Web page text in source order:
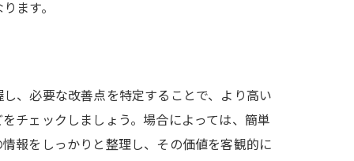
ます。
、必要な改善点を特定することで、より高い
チェックしましょう。場合によっては、簡単
報をしっかりと整理し、その価値を客観的に